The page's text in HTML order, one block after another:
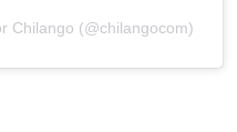
Chilango (@chilangocom)